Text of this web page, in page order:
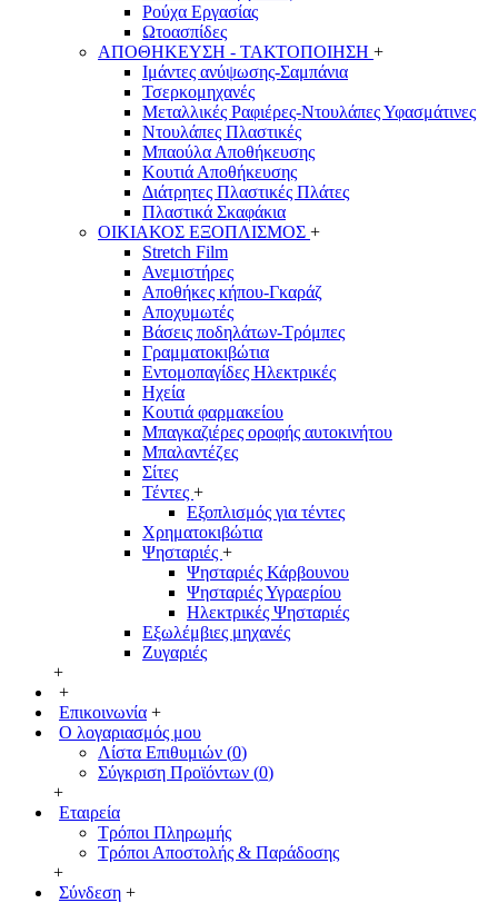
Ρούχα Εργασίας
Ωτοασπίδες
ΑΠΟΘΗΚΕΥΣΗ - ΤΑΚΤΟΠΟΙΗΣΗ +
Ιμάντες ανύψωσης-Σαμπάνια
Τσερκομηχανές
Μεταλλικές Ραφιέρες-Ντουλάπες Υφασμάτινες
Ντουλάπες Πλαστικές
Μπαούλα Αποθήκευσης
Κουτιά Αποθήκευσης
Διάτρητες Πλαστικές Πλάτες
Πλαστικά Σκαφάκια
ΟΙΚΙΑΚΟΣ ΕΞΟΠΛΙΣΜΟΣ +
Stretch Film
Ανεμιστήρες
Αποθήκες κήπου-Γκαράζ
Αποχυμωτές
Βάσεις ποδηλάτων-Τρόμπες
Γραμματοκιβώτια
Εντομοπαγίδες Ηλεκτρικές
Ηχεία
Κουτιά φαρμακείου
Μπαγκαζιέρες οροφής αυτοκινήτου
Μπαλαντέζες
Σίτες
Τέντες +
Εξοπλισμός για τέντες
Χρηματοκιβώτια
Ψησταριές +
Ψησταριές Κάρβουνου
Ψησταριές Υγραερίου
Ηλεκτρικές Ψησταριές
Εξωλέμβιες μηχανές
Ζυγαριές
+
+
Επικοινωνία +
Ο λογαριασμός μου
Λίστα Επιθυμιών (0)
Σύγκριση Προϊόντων (0)
+
Εταιρεία
Τρόποι Πληρωμής
Τρόποι Αποστολής & Παράδοσης
+
Σύνδεση +